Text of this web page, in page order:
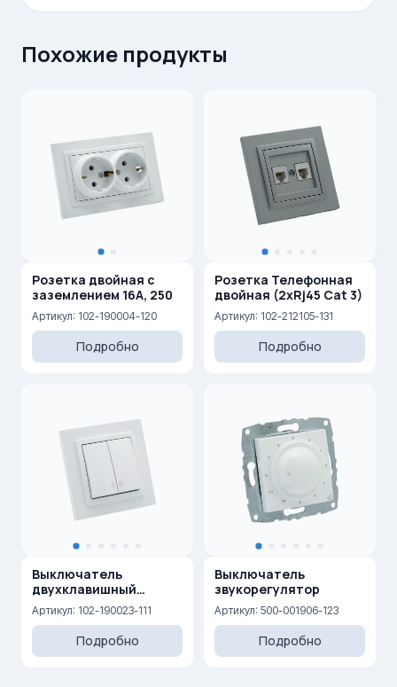
Похожие продукты
Розетка двойная с
заземлением 16A, 250
Артикул: 102-190004-120
Подробно
Розетка Телефонная
двойная (2xRj45 Cat 3)
Артикул: 102-212105-131
Подробно
Выключатель
двухклавишный
проходной 10AX, 250 V
Артикул: 102-190023-111
Подробно
Выключатель
звукорегулятор
Артикул: 500-001906-123
Подробно